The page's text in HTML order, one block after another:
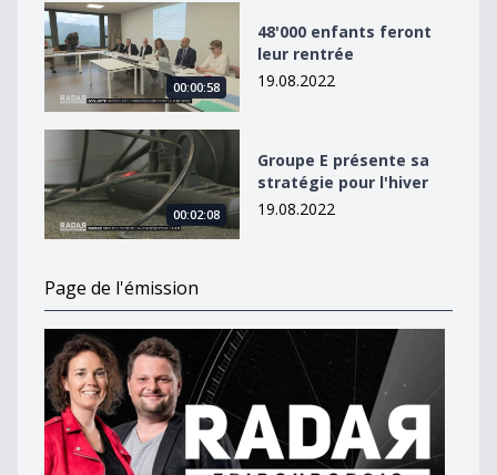
48&#039;000 enfants feront leur rentrée
00:00:58
48'000 enfants feront
leur rentrée
19.08.2022
Groupe E présente sa stratégie pour l&#039;hiver
00:02:08
Groupe E présente sa
stratégie pour l'hiver
19.08.2022
Page de l'émission